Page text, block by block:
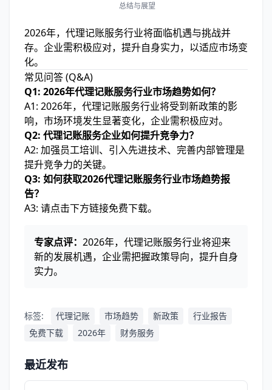
总结与展望
2026年，代理记账服务行业将面临机遇与挑战并
存。企业需积极应对，提升自身实力，以适应市场变
化。
常见问答 (Q&A)
Q1: 2026年代理记账服务行业市场趋势如何？
A1: 2026年，代理记账服务行业将受到新政策的影
响，市场环境发生显著变化，企业需积极应对。
Q2: 代理记账服务企业如何提升竞争力？
A2: 加强员工培训、引入先进技术、完善内部管理是
提升竞争力的关键。
Q3: 如何获取2026代理记账服务行业市场趋势报
告？
A3: 请点击下方链接免费下载。
专家点评： 2026年，代理记账服务行业将迎来
新的发展机遇，企业需把握政策导向，提升自身
实力。
标签: 代理记账 市场趋势 新政策
行业报告
免费下载
2026年 财务服务
最近发布